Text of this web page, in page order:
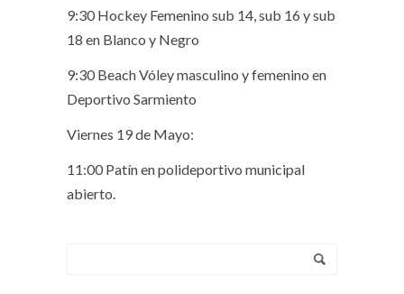
9:30 Hockey Femenino sub 14, sub 16 y sub
18 en Blanco y Negro
9:30 Beach Vóley masculino y femenino en
Deportivo Sarmiento
Viernes 19 de Mayo:
11:00 Patín en polideportivo municipal
abierto.